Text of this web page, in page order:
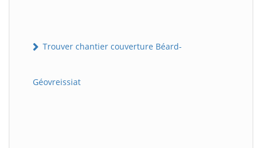
Trouver chantier couverture Béard-
Géovreissiat